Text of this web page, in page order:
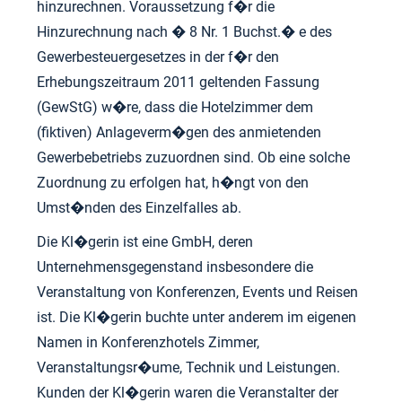
hinzurechnen. Voraussetzung f�r die
Hinzurechnung nach � 8 Nr. 1 Buchst.� e des
Gewerbesteuergesetzes in der f�r den
Erhebungszeitraum 2011 geltenden Fassung
(GewStG) w�re, dass die Hotelzimmer dem
(fiktiven) Anlageverm�gen des anmietenden
Gewerbebetriebs zuzuordnen sind. Ob eine solche
Zuordnung zu erfolgen hat, h�ngt von den
Umst�nden des Einzelfalles ab.
Die Kl�gerin ist eine GmbH, deren
Unternehmensgegenstand insbesondere die
Veranstaltung von Konferenzen, Events und Reisen
ist. Die Kl�gerin buchte unter anderem im eigenen
Namen in Konferenzhotels Zimmer,
Veranstaltungsr�ume, Technik und Leistungen.
Kunden der Kl�gerin waren die Veranstalter der